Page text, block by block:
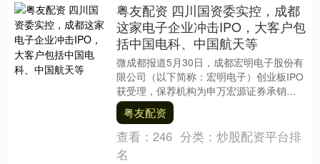
粤友配资 四川国资委实控，成都
这家电子企业冲击IPO，大客户包
括中国电科、中国航天等
微成都报道5月30日，成都宏明电子股份有
限公司（以下简称：宏明电子）创业板IPO
获受理，保荐机构为申万宏源证券承销保
荐有限责任公司，保荐代表人为龙家立、
黄学圣，....
粤友配资
查看： 246 分类： 炒股配资平台排
名